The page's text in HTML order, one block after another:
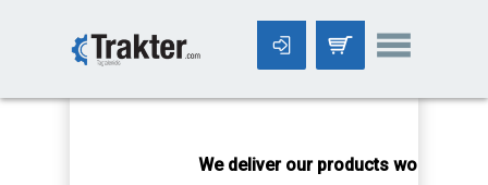
We deliver our products worldwide!